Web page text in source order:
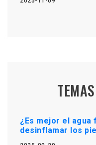
¿Es mejor el
desinflamar los